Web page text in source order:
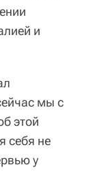
и
мы с
этой
себя не
у